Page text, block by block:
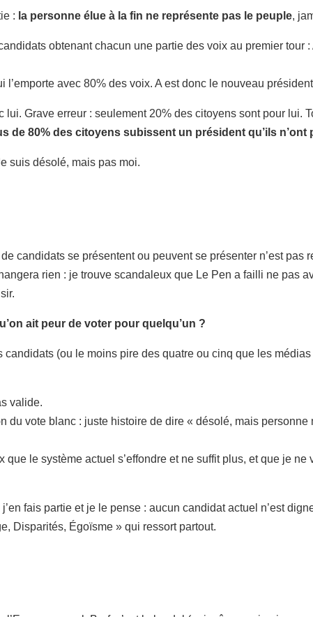
: la personne élue à la fin ne représente pas le peuple,
obtenant chacun une partie des voix au premier tour
l’emporte avec 80% des voix. A est donc le nouveau
Grave erreur : seulement 20% des citoyens sont pour lui.
de 80% des citoyens subissent un président qu’ils n’ont
suis désolé, mais pas moi.
candidats se présentent ou peuvent se présenter n’est pas
rien : je trouve scandaleux que Le Pen a failli ne pas
ait peur de voter pour quelqu’un ?
(ou le moins pire des quatre ou cinq que les
valide.
du vote blanc : juste histoire de dire « désolé, mais personne
le système actuel s’effondre et ne suffit plus, et que je
fais partie et je le pense : aucun candidat actuel n’est
Disparités, Égoïsme » qui ressort partout.